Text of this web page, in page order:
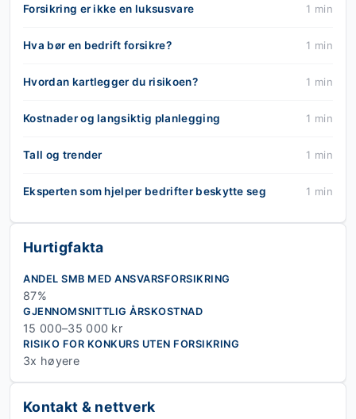
Forsikring er ikke en luksusvare 1 min
Hva bør en bedrift forsikre? 1 min
Hvordan kartlegger du risikoen? 1 min
Kostnader og langsiktig planlegging 1 min
Tall og trender 1 min
Eksperten som hjelper bedrifter beskytte seg 1 min
Hurtigfakta
ANDEL SMB MED ANSVARSFORSIKRING
87%
GJENNOMSNITTLIG ÅRSKOSTNAD
15 000–35 000 kr
RISIKO FOR KONKURS UTEN FORSIKRING
3x høyere
Kontakt & nettverk